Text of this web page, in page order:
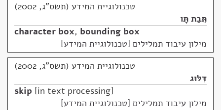
טכנולוגיית המידע (תשס"ג, 2002)
תֵּבַת תָּו
character box, bounding box
מילון עיבוד תמלילים [טכנולוגיית המידע]
טכנולוגיית המידע (תשס"ג, 2002)
דִּלּוּג
skip in text processing
מילון עיבוד תמלילים [טכנולוגיית המידע]